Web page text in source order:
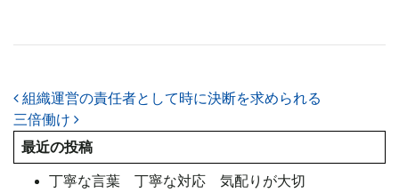
投稿ナビゲーション
組織運営の責任者として時に決断を求められる
三倍働け
最近の投稿
丁寧な言葉 丁寧な対応 気配りが大切